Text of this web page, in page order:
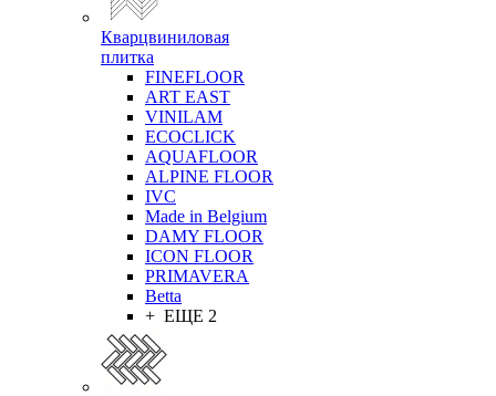
Кварцвиниловая
плитка
FINEFLOOR
ART EAST
VINILAM
ECOCLICK
AQUAFLOOR
ALPINE FLOOR
IVC
Made in Belgium
DAMY FLOOR
ICON FLOOR
PRIMAVERA
Betta
+ ЕЩЕ 2